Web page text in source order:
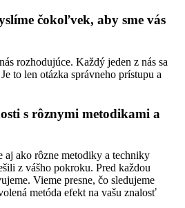
čokoľvek, aby sme vás
rozhodujúce. Každý jeden z nás sa
to len otázka správneho prístupu a
s rôznymi metodikami a
aj ako rôzne metodiky a techniky
z vášho pokroku. Pred každou
Vieme presne, čo sledujeme
metóda efekt na vašu znalosť